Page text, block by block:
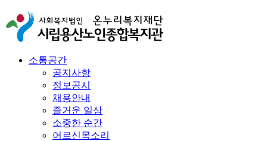
소통공간
공지사항
정보공시
채용안내
즐거운 일상
소중한 순간
어르신목소리